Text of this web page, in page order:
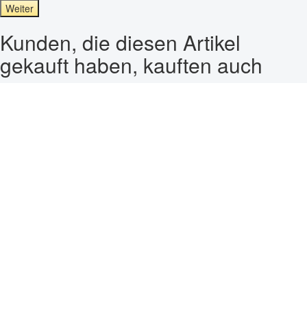
Weiter
Kunden, die diesen Artikel
gekauft haben, kauften auch